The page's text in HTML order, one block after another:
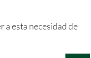
a esta necesidad de